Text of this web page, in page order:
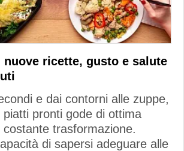
ricette, gusto e salute
e dai contorni alle zuppe,
piatti pronti gode di ottima
trasformazione.
di sapersi adeguare alle